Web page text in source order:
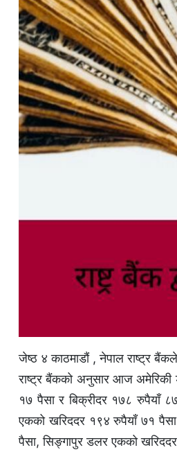
जेष्ठ ४ काठमाडौं , नेपाल राष्ट्र
राष्ट्र बैंकको अनुसार आज अमेरिकी
१७ पैसा र बिक्रीदर १७८ रुपैयाँ
एकको खरिददर १९४ रुपैयाँ ७१
पैसा, सिङ्गापुर डलर एकको